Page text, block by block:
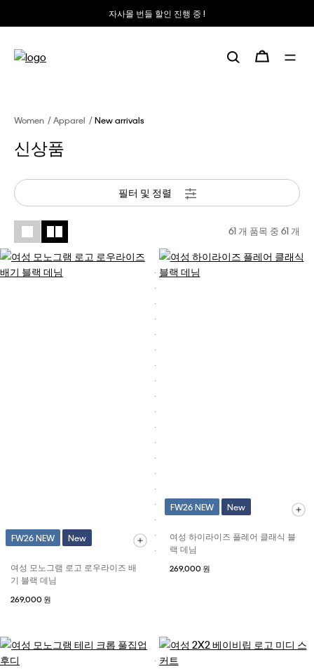
자사몰 번들 할인 진행 중 !
Women Apparel New arrivals
신상품
필터 및 정렬
61 개 품목 중 61 개
FW26 NEW New
여성 모노그램 로고 로우라이즈 배
기 블랙 데님
269,000 원
FW26 NEW New
여성 하이라이즈 플레어 클래식 블
랙 데님
269,000 원